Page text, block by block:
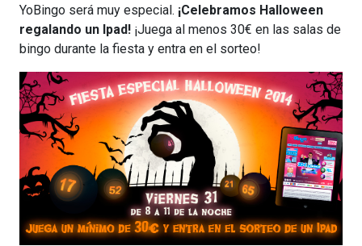
YoBingo será muy especial. ¡Celebramos Halloween
regalando un Ipad! ¡Juega al menos 30€ en las salas de
bingo durante la fiesta y entra en el sorteo!